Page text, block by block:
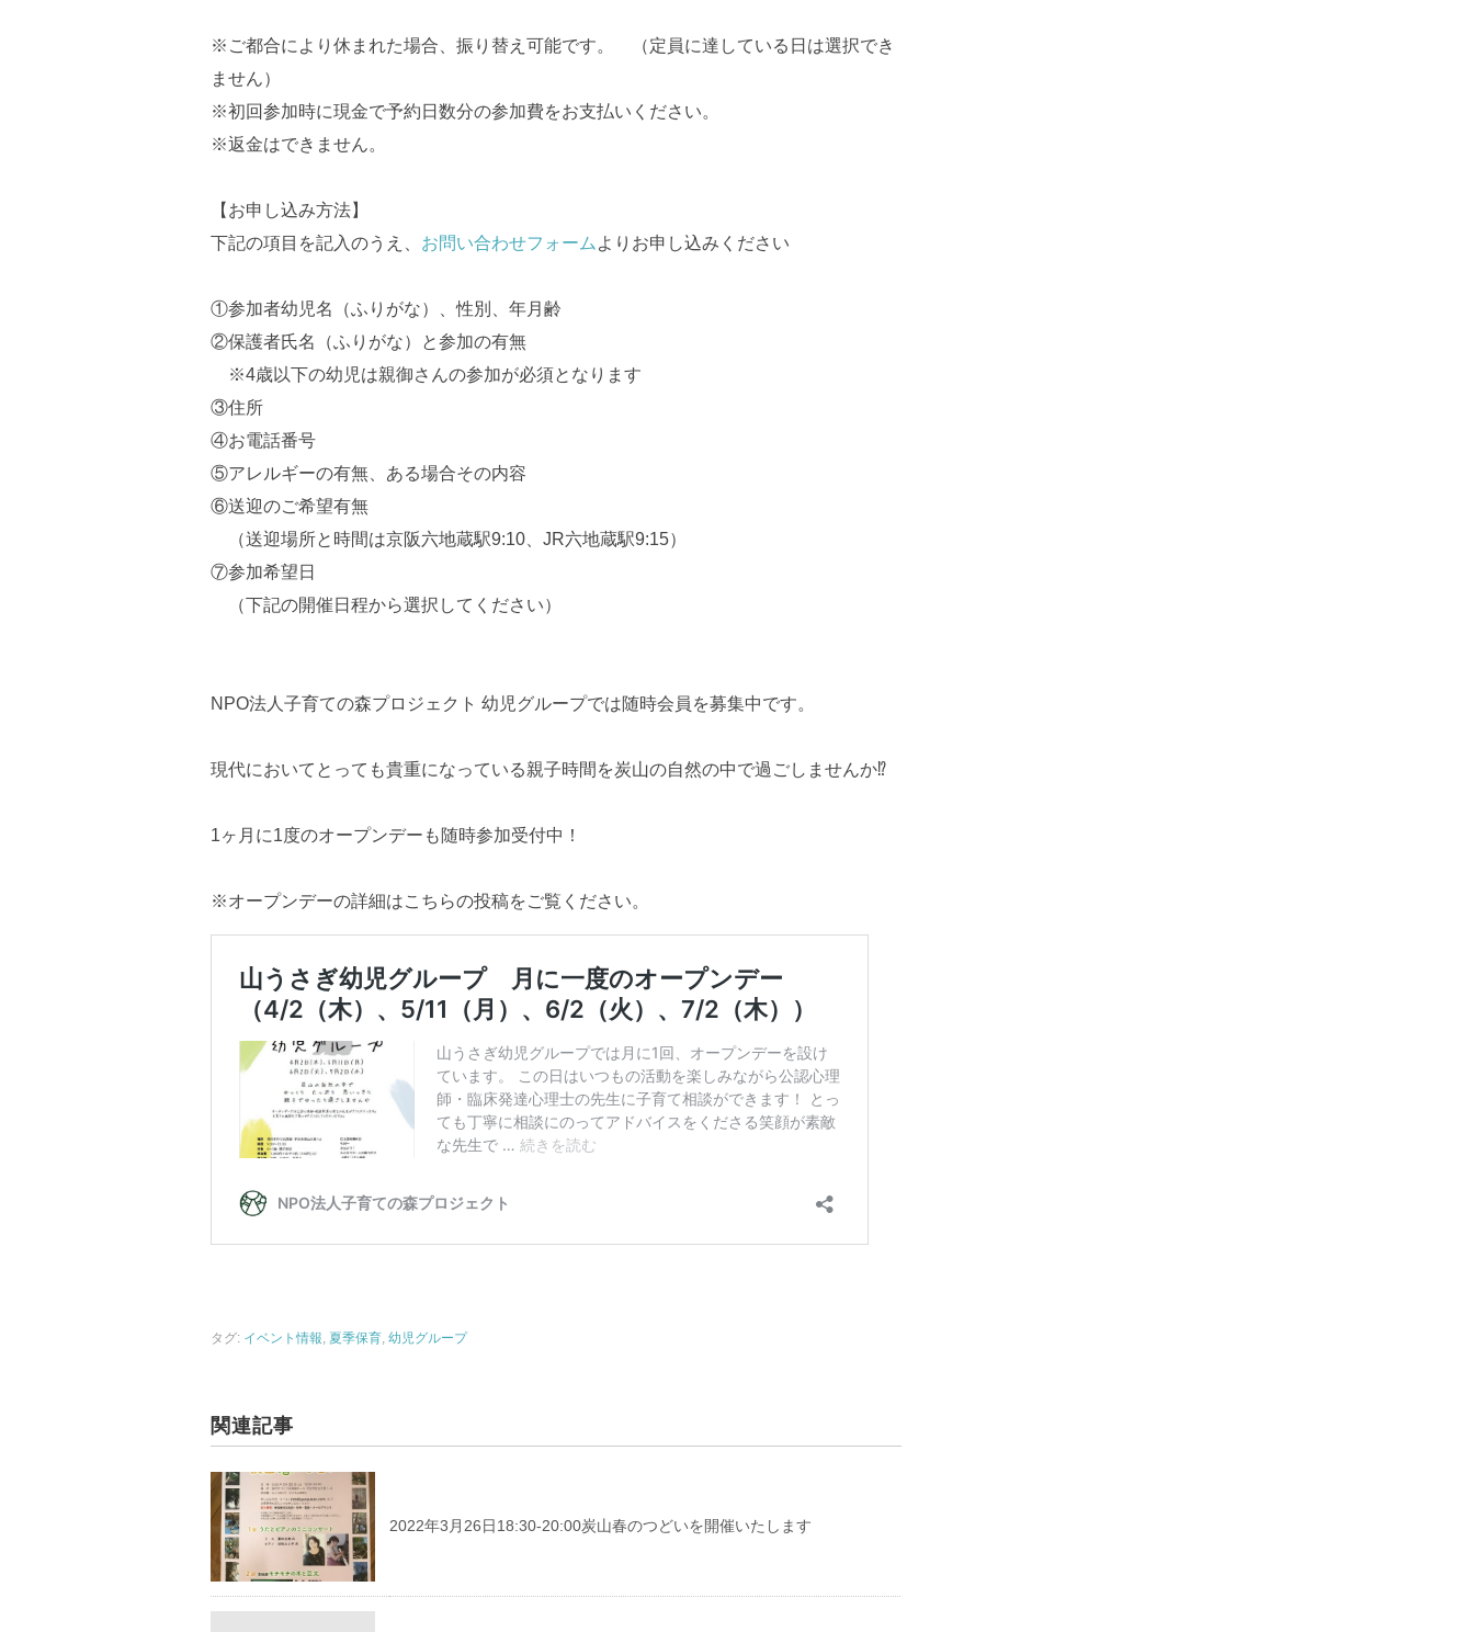
※ご都合により休まれた場合、振り替え可能です。 （定員に達している日は選択でき
ません）
※初回参加時に現金で予約日数分の参加費をお支払いください。
※返金はできません。
【お申し込み方法】
下記の項目を記入のうえ、 お問い合わせフォーム よりお申し込みください
①参加者幼児名（ふりがな）、性別、年月齢
②保護者氏名（ふりがな）と参加の有無
※4歳以下の幼児は親御さんの参加が必須となります
③住所
④お電話番号
⑤アレルギーの有無、ある場合その内容
⑥送迎のご希望有無
（送迎場所と時間は京阪六地蔵駅9:10、JR六地蔵駅9:15）
⑦参加希望日
（下記の開催日程から選択してください）
NPO法人子育ての森プロジェクト 幼児グループでは随時会員を募集中です。
現代においてとっても貴重になっている親子時間を炭山の自然の中で過ごしませんか⁉︎
1ヶ月に1度のオープンデーも随時参加受付中！
※オープンデーの詳細はこちらの投稿をご覧ください。
タグ: イベント情報, 夏季保育, 幼児グループ
関連記事
2022年3月26日18:30-20:00炭山春のつどいを開催いたします